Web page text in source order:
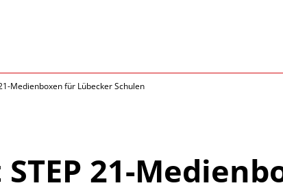
Medienboxen für Lübecker Schulen
21-